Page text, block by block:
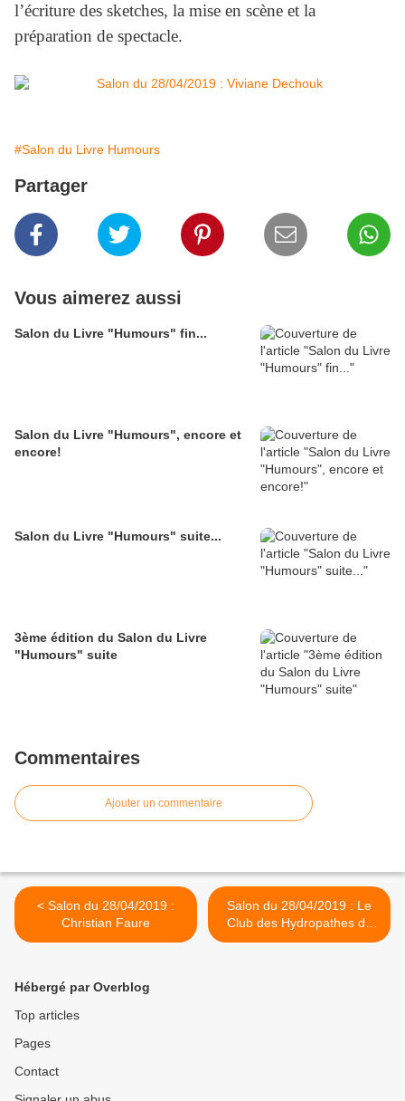
l’écriture des sketches, la mise en scène et la
préparation de spectacle.
#Salon du Livre Humours
Partager
Vous aimerez aussi
Salon du Livre "Humours" fin...
Salon du Livre "Humours", encore et
encore!
Salon du Livre "Humours" suite...
3ème édition du Salon du Livre
"Humours" suite
Commentaires
Ajouter un commentaire
< Salon du 28/04/2019 :
Christian Faure
Salon du 28/04/2019 : Le
Club des Hydropathes de
Périgueux... >
Hébergé par Overblog
Top articles
Pages
Contact